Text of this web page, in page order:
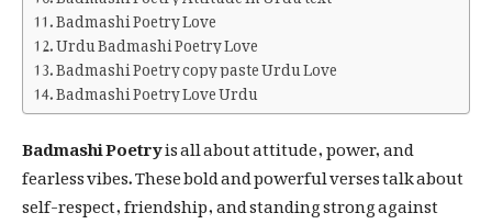
Badmashi Poetry Love
Urdu Badmashi Poetry Love
Badmashi Poetry copy paste Urdu Love
Badmashi Poetry Love Urdu
Badmashi Poetryis all about attitude, power, and
fearless vibes. These bold and powerful verses talk about
self-respect, friendship, and standing strong against